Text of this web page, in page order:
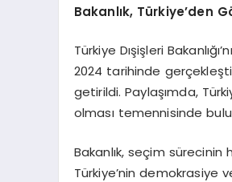
Bakanlık, Türkiye’den
Türkiye Dışişleri
2024 tarihinde
getirildi. Paylaşımda,
olması temennisinde
Bakanlık, seçim
Türkiye’nin demokrasiye